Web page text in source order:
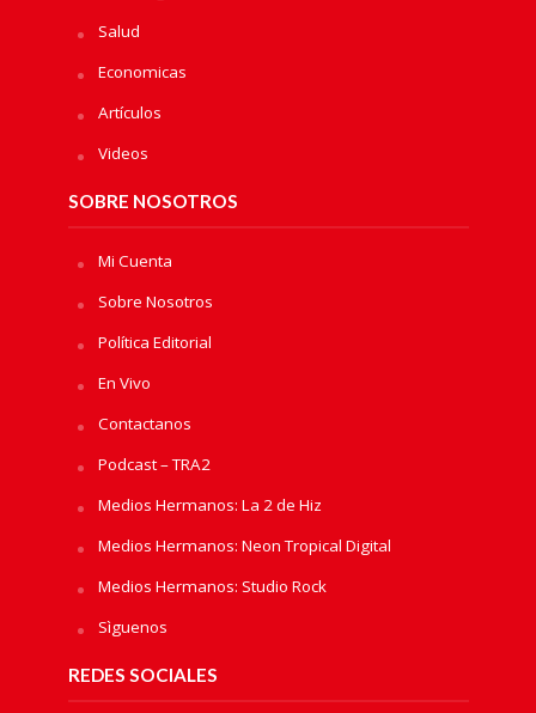
Salud
Economicas
Artículos
Videos
SOBRE NOSOTROS
Mi Cuenta
Sobre Nosotros
Política Editorial
En Vivo
Contactanos
Podcast – TRA2
Medios Hermanos: La 2 de Hiz
Medios Hermanos: Neon Tropical Digital
Medios Hermanos: Studio Rock
Sìguenos
REDES SOCIALES